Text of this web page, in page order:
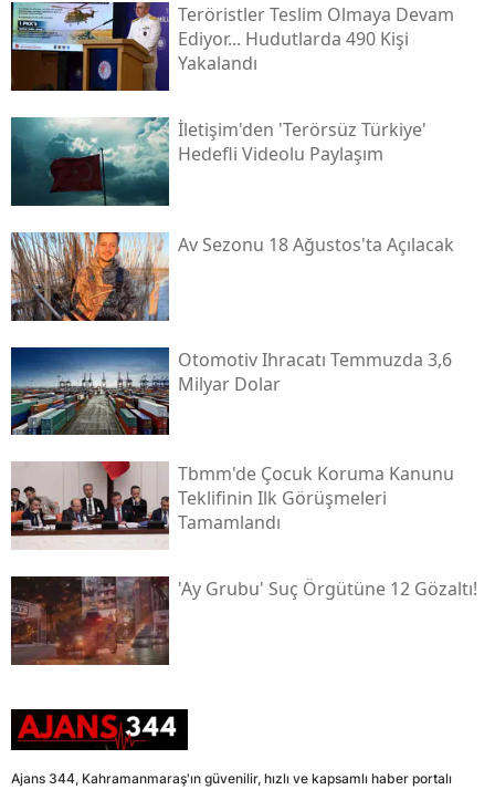
Teröristler Teslim Olmaya Devam
Ediyor... Hudutlarda 490 Kişi
Yakalandı
İletişim'den 'terörsüz Türkiye'
Hedefli Videolu Paylaşım
Av Sezonu 18 Ağustos'ta Açılacak
Otomotiv Ihracatı Temmuzda 3,6
Milyar Dolar
Tbmm'de Çocuk Koruma Kanunu
Teklifinin Ilk Görüşmeleri
Tamamlandı
'ay Grubu' Suç Örgütüne 12 Gözaltı!
Ajans 344, Kahramanmaraş'ın güvenilir, hızlı ve kapsamlı haber portalı